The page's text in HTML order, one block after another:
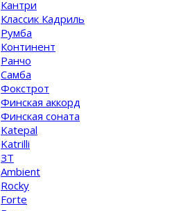
Кантри
Классик Кадриль
Румба
Континент
Ранчо
Самба
Фокстрот
Финская аккорд
Финская соната
Katepal
Katrilli
ЗТ
Ambient
Rocky
Forte